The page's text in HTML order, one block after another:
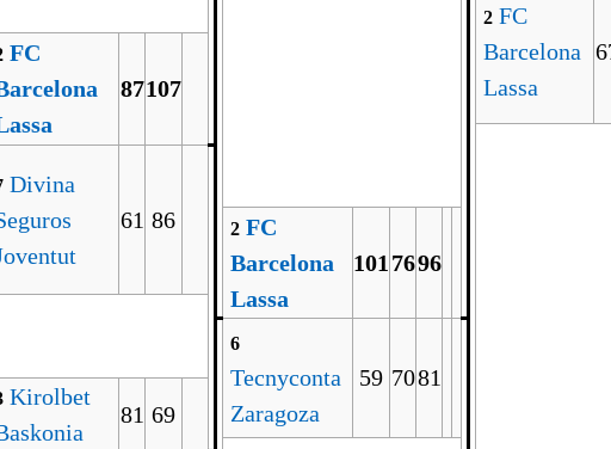
2 FC
Barcelona
Lassa
FC
87107
Divina
61 86 2 FC
Barcelona
Lassa
101 7696
6
Tecnyconta
Zaragoza
59 7081
Kirolbet
81 69